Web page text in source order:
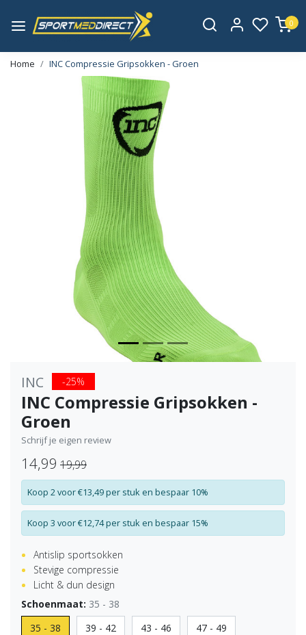
0
Home INC Compressie Gripsokken - Groen
INC -25%
INC Compressie Gripsokken -
Groen
Schrijf je eigen review
14,99 19,99
Koop 2 voor €13,49 per stuk en bespaar 10%
Koop 3 voor €12,74 per stuk en bespaar 15%
Antislip sportsokken
Stevige compressie
Licht & dun design
Schoenmaat: 35 - 38
35 - 38
39 - 42 43 - 46 47 - 49